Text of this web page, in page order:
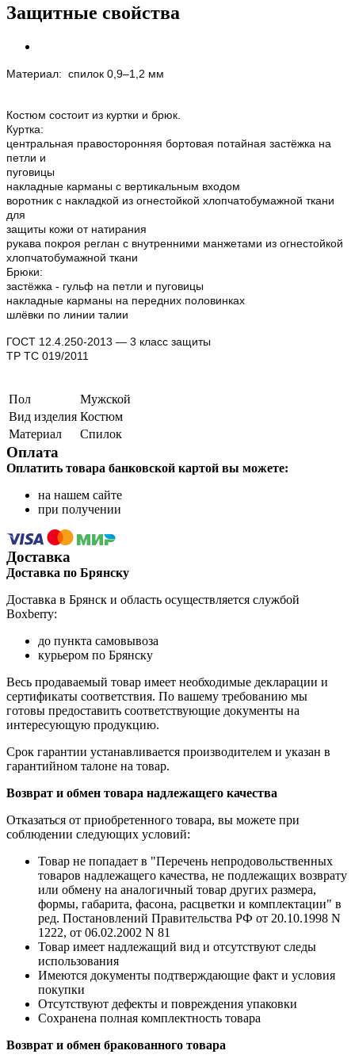
Защитные свойства
Материал: спилок 0,9–1,2 мм
Костюм состоит из куртки и брюк.
Куртка:
центральная правосторонняя бортовая потайная застёжка на
петли и
пуговицы
накладные карманы с вертикальным входом
воротник с накладкой из огнестойкой хлопчатобумажной ткани
для
защиты кожи от натирания
рукава покроя реглан с внутренними манжетами из огнестойкой
хлопчатобумажной ткани
Брюки:
застёжка - гульф на петли и пуговицы
накладные карманы на передних половинках
шлёвки по линии талии
ГОСТ 12.4.250-2013 — 3 класс защиты
ТР ТС 019/2011
Пол
Мужской
Вид изделия Костюм
Материал
Спилок
Оплата
Оплатить товара банковской картой вы можете:
на нашем сайте
при получении
Доставка
Доставка по Брянску
Доставка в Брянск и область осуществляется службой
Boxberry:
до пункта самовывоза
курьером по Брянску
Весь продаваемый товар имеет необходимые декларации и
сертификаты соответствия. По вашему требованию мы
готовы предоставить соответствующие документы на
интересующую продукцию.
Срок гарантии устанавливается производителем и указан в
гарантийном талоне на товар.
Возврат и обмен товара надлежащего качества
Отказаться от приобретенного товара, вы можете при
соблюдении следующих условий:
Товар не попадает в "Перечень непродовольственных
товаров надлежащего качества, не подлежащих возврату
или обмену на аналогичный товар других размера,
формы, габарита, фасона, расцветки и комплектации" в
ред. Постановлений Правительства РФ от 20.10.1998 N
1222, от 06.02.2002 N 81
Товар имеет надлежащий вид и отсутствуют следы
использования
Имеются документы подтверждающие факт и условия
покупки
Отсутствуют дефекты и повреждения упаковки
Сохранена полная комплектность товара
Возврат и обмен бракованного товара